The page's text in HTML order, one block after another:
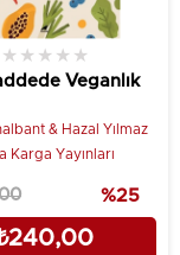
Veganlık
★ ★ ★ ★ ★
& Hazal Yılmaz
Karga Yayınları
%25